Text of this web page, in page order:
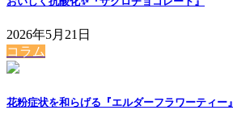
2026年5月21日
コラム
花粉症状を和らげる『エルダーフラワーティー』